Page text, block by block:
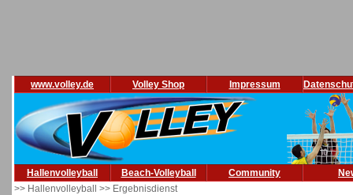
www.volley.de Volley Shop Impressum
Hallenvolleyball Beach-Volleyball Community
>> Hallenvolleyball >> Ergebnisdienst